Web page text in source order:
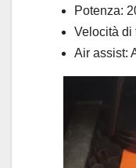
Potenza:
Velocità di
Air assist: